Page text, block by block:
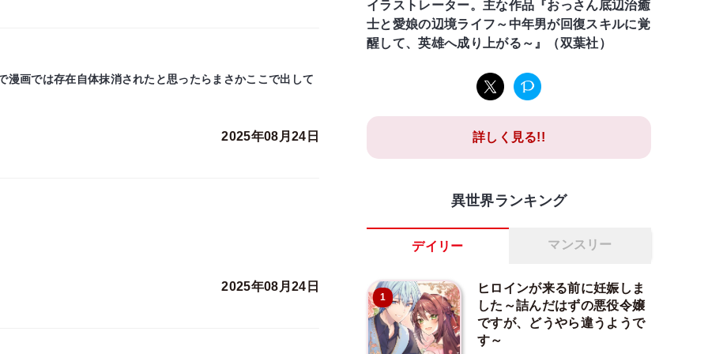
画では存在自体抹消されたと思ったらまさかここで出して
2025年08月24日
2025年08月24日
イラストレーター。主な作品『おっさん底辺治癒
士と愛娘の辺境ライフ～中年男が回復スキルに覚
醒して、英雄へ成り上がる～』（双葉社）
詳しく見る!!
異世界ランキング
デイリー マンスリー
1
ヒロインが来る前に妊娠しま
した～詰んだはずの悪役令嬢
ですが、どうやら違うようで
す～